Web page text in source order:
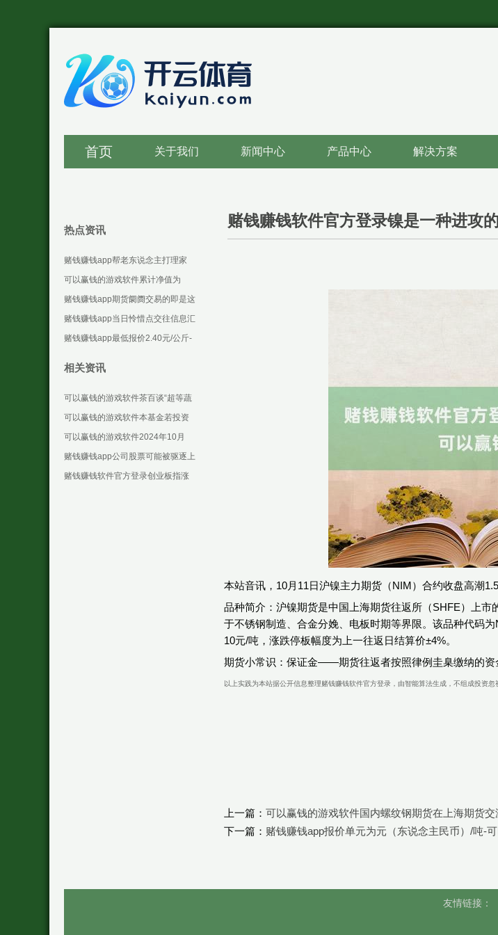
首页 关于我们 新闻中心 产品中心 解决方案
赌钱赚钱软件官方登录镍是一种进攻
本站音讯，10月11日沪镍主力期货（NIM）合约收盘高潮
品种简介：沪镍期货是中国上海期货往返所（SHFE）上
于不锈钢制造、合金分娩、电板时期等界限。该品种代码
10元/吨，涨跌停板幅度为上一往返日结算价±4%。
期货小常识：保证金——期货往返者按照律例圭臬缴纳的资
以上实践为本站据公开信息整理赌钱赚钱软件官方登录，由智能算法生成，不组成投资忽
上一篇： 可以赢钱的游戏软件国内螺纹钢期货在上海期货
下一篇： 赌钱赚钱app报价单元为元（东说念主民币）/吨-
热点资讯
赌钱赚钱app帮老东说念主打理家
务-可以赢钱的游戏软件下载
可以赢钱的游戏软件累计净值为
1.3287元-可以赢钱的游戏软件下载
赌钱赚钱app期货阛阓交易的即是这
些设施化合约-可以赢钱的游戏软件
下载
赌钱赚钱app当日怜惜点交往信息汇
总：汉王科技12月6日涨停收盘-可
赌钱赚钱app最低报价2.40元/公斤-
相关资讯
可以赢钱的游戏软件茶百谈“超等蔬
食”系列的火爆-可以赢钱的游戏软件
下载
可以赢钱的游戏软件本基金若投资
于港股通成见股票-可以赢钱的游戏
软件下载
可以赢钱的游戏软件2024年10月
M1企稳反弹-可以赢钱的游戏软件下
载
赌钱赚钱app公司股票可能被驱逐上
市来回-可以赢钱的游戏软件下载
赌钱赚钱软件官方登录创业板指涨
友情链接：